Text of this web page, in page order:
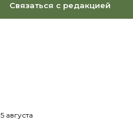
Связаться с редакцией
5 августа